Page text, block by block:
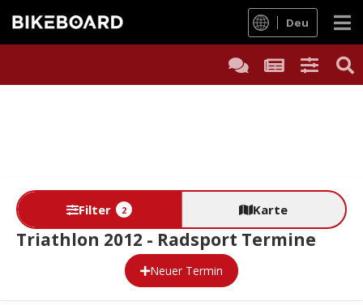
Deu
Filter 2 Karte
Triathlon 2012 - Radsport Termine
Neuer Termin